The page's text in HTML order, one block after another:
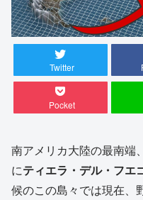
Twitter
Pocket
南アメリカ大陸の最南端
にティエラ・デル・フエ
候のこの島々では現在、